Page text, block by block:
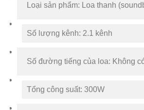
Loại sản phẩm: Loa thanh
Số lượng kênh: 2.1 kênh
Số đường tiếng của loa: Không
Tổng công suất: 300W